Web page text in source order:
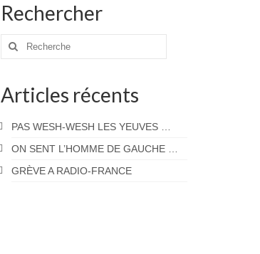
Rechercher
Rechercher
Articles récents
PAS WESH-WESH LES YEUVES …
ON SENT L’HOMME DE GAUCHE …
GRÈVE A RADIO-FRANCE